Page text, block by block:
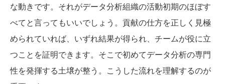
な動きです。それがデータ分析組織の活動初期のほぼす
べてと言ってもいいでしょう。貢献の仕方を正しく見極
められていれば、いずれ結果が得られ、チームが役に立
つことを証明できます。そこで初めてデータ分析の専門
性を発揮する土壌が整う。こうした流れを理解するのが